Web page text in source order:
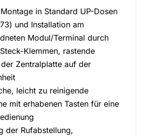
in Standard UP-Dosen
und Installation am
Modul/Terminal durch
Klemmen, rastende
Zentralplatte auf der
leicht zu reinigende
mit erhabenen Tasten für eine
der Rufabstellung,